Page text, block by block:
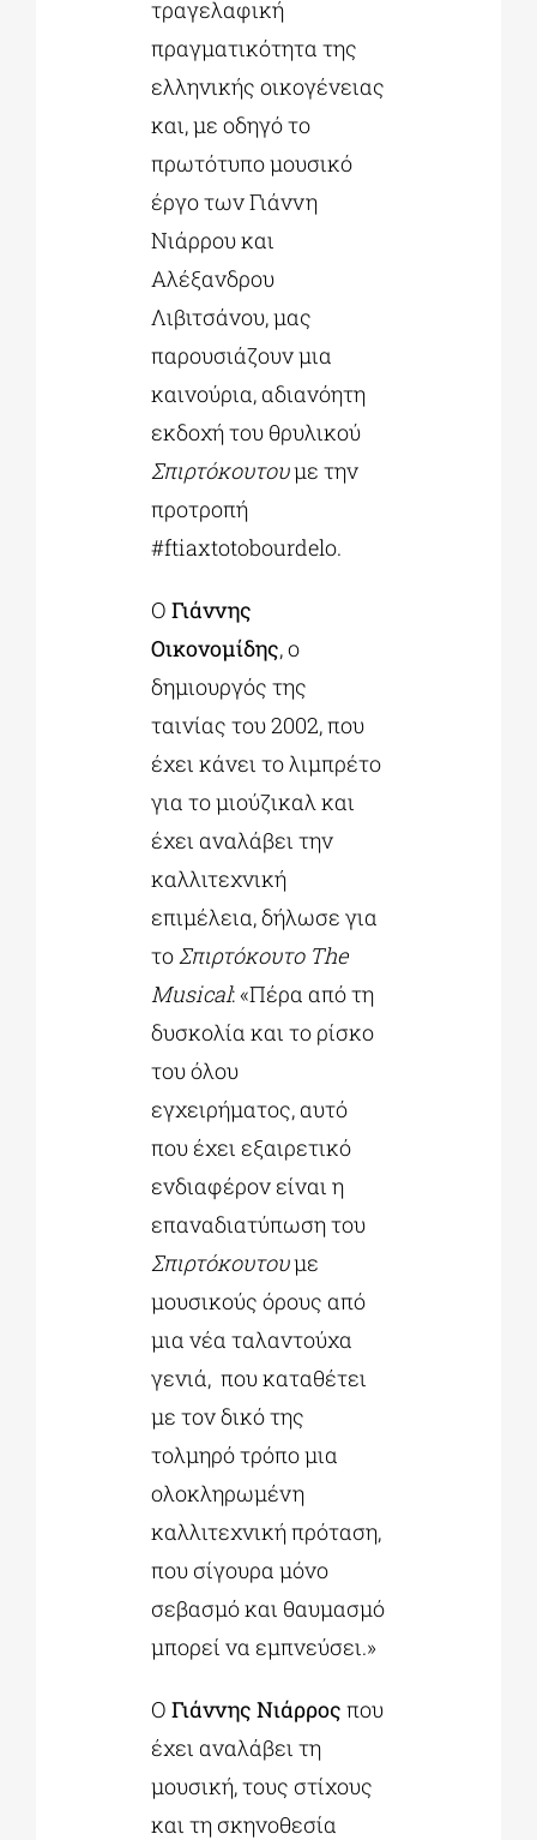
τραγελαφική
πραγματικότητα της
ελληνικής οικογένειας
και, με οδηγό το
πρωτότυπο μουσικό
έργο των Γιάννη
Νιάρρου και
Αλέξανδρου
Λιβιτσάνου, μας
παρουσιάζουν μια
καινούρια, αδιανόητη
εκδοχή του θρυλικού
Σπιρτόκουτουμε την
προτροπή
#ftiaxtotobourdelo.
Ο Γιάννης
Οικονομίδης, ο
δημιουργός της
ταινίας του 2002, που
έχει κάνει το λιμπρέτο
για το μιούζικαλ και
έχει αναλάβει την
καλλιτεχνική
επιμέλεια, δήλωσε για
τοΣπιρτόκουτο The
Musical: «Πέρα από τη
δυσκολία και το ρίσκο
του όλου
εγχειρήματος, αυτό
που έχει εξαιρετικό
ενδιαφέρον είναι η
επαναδιατύπωση του
Σπιρτόκουτουμε
μουσικούς όρους από
μια νέα ταλαντούχα
γενιά, που καταθέτει
με τον δικό της
τολμηρό τρόπο μια
ολοκληρωμένη
καλλιτεχνική πρόταση,
που σίγουρα μόνο
σεβασμό και θαυμασμό
μπορεί να εμπνεύσει.»
O Γιάννης Νιάρρος που
έχει αναλάβει τη
μουσική, τους στίχους
και τη σκηνοθεσία